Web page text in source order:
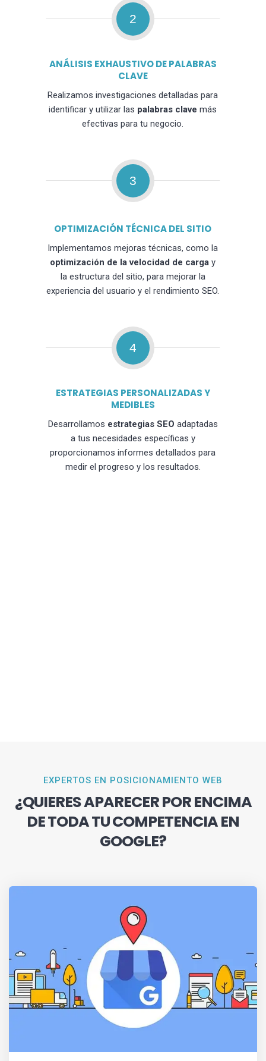
2
ANÁLISIS EXHAUSTIVO DE PALABRAS
CLAVE
Realizamos investigaciones detalladas para
identificar y utilizar las palabras clave más
efectivas para tu negocio.
3
OPTIMIZACIÓN TÉCNICA DEL SITIO
Implementamos mejoras técnicas, como la
optimización de la velocidad de carga y
la estructura del sitio, para mejorar la
experiencia del usuario y el rendimiento SEO.
4
ESTRATEGIAS PERSONALIZADAS Y
MEDIBLES
Desarrollamos estrategias SEO adaptadas
a tus necesidades específicas y
proporcionamos informes detallados para
medir el progreso y los resultados.
EXPERTOS EN POSICIONAMIENTO WEB
¿QUIERES APARECER POR ENCIMA
DE TODA TU COMPETENCIA EN
GOOGLE?